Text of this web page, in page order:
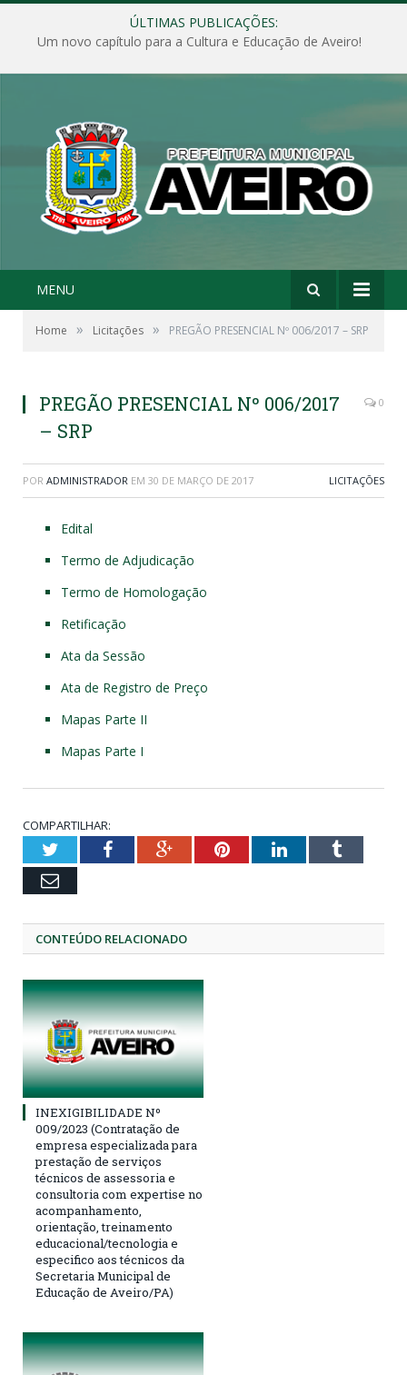
ÚLTIMAS PUBLICAÇÕES:
Um novo capítulo para a Cultura e Educação de Aveiro!
MENU
Home » Licitações » PREGÃO PRESENCIAL Nº 006/2017 – SRP
PREGÃO PRESENCIAL Nº 006/2017
– SRP
0
POR ADMINISTRADOR EM 30 DE MARÇO DE 2017 LICITAÇÕES
Edital
Termo de Adjudicação
Termo de Homologação
Retificação
Ata da Sessão
Ata de Registro de Preço
Mapas Parte II
Mapas Parte I
COMPARTILHAR:
TwitterFacebookGoogle+PinterestLinkedInTumblr
Email
CONTEÚDO RELACIONADO
INEXIGIBILIDADE Nº
009/2023 (Contratação de
empresa especializada para
prestação de serviços
técnicos de assessoria e
consultoria com expertise no
acompanhamento,
orientação, treinamento
educacional/tecnologia e
especifico aos técnicos da
Secretaria Municipal de
Educação de Aveiro/PA)